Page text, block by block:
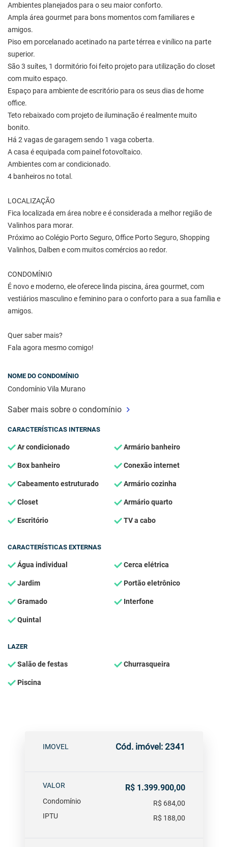
Ambientes planejados para o seu maior conforto.
Ampla área gourmet para bons momentos com familiares e
amigos.
Piso em porcelanado acetinado na parte térrea e vinílico na parte
superior.
São 3 suítes, 1 dormitório foi feito projeto para utilização do closet
com muito espaço.
Espaço para ambiente de escritório para os seus dias de home
office.
Teto rebaixado com projeto de iluminação é realmente muito
bonito.
Há 2 vagas de garagem sendo 1 vaga coberta.
A casa é equipada com painel fotovoltaico.
Ambientes com ar condicionado.
4 banheiros no total.
LOCALIZAÇÃO
Fica localizada em área nobre e é considerada a melhor região de
Valinhos para morar.
Próximo ao Colégio Porto Seguro, Office Porto Seguro, Shopping
Valinhos, Dalben e com muitos comércios ao redor.
CONDOMÍNIO
É novo e moderno, ele oferece linda piscina, área gourmet, com
vestiários masculino e feminino para o conforto para a sua família e
amigos.
Quer saber mais?
Fala agora mesmo comigo!
NOME DO CONDOMÍNIO
Condomínio Vila Murano
Saber mais sobre o condomínio
CARACTERÍSTICAS INTERNAS
Ar condicionado Armário banheiro
Box banheiro Conexão internet
Cabeamento estruturado Armário cozinha
Closet Armário quarto
Escritório TV a cabo
CARACTERÍSTICAS EXTERNAS
Água individual Cerca elétrica
Jardim Portão eletrônico
Gramado Interfone
Quintal
LAZER
Salão de festas Churrasqueira
Piscina
IMOVEL Cód. imóvel: 2341
VALOR R$ 1.399.900,00
Condomínio
R$ 684,00
IPTU
R$ 188,00